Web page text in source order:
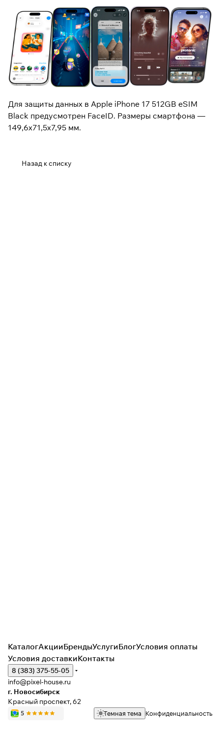
Для защиты данных в Apple iPhone 17 512GB eSIM
Black предусмотрен FaceID. Размеры смартфона —
149,6х71,5х7,95 мм.
Назад к списку
КаталогАкцииБрендыУслугиБлогУсловия оплаты
Условия доставкиКонтакты
8 (383) 375-55-05
info@pixel-house.ru
г. Новосибирск
Красный проспект, 62
Темная тема Конфиденциальность